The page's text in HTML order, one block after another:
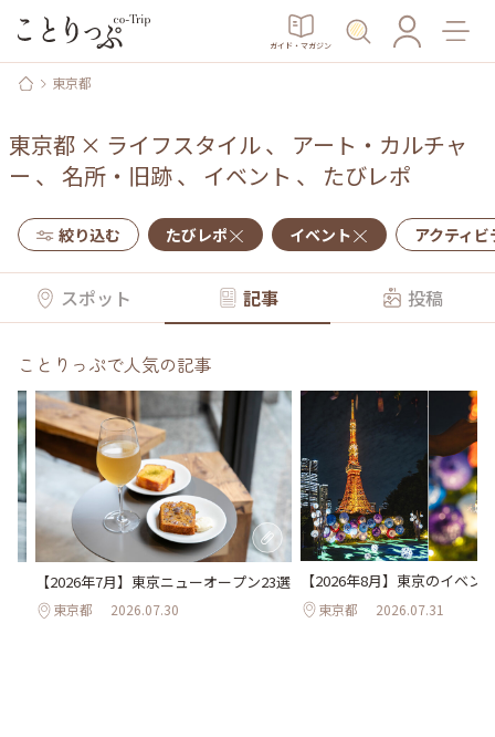
ガイド・マガジン
東京都
東京都 × ライフスタイル、 アート・カルチャ
ー 、 名所・旧跡、 イベント 、 たびレポ
絞り込む たびレポ イベント アクティ
スポット 記事 投稿
ことりっぷで人気の記事
【2026年7月】東京ニューオープン23選
東京都 2026.07.30
【2026年8月】東京のイベン
東京都 2026.07.31